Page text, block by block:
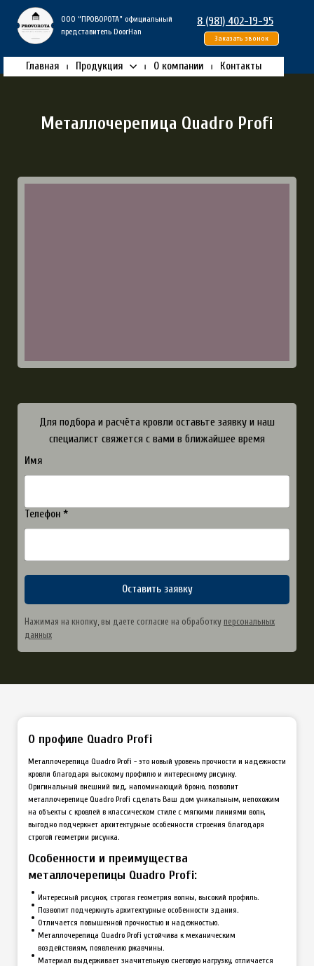
Заказать звонок
8 (981) 402-19-95
Главная Продукция О компании Контакты
ООО “ПРОВОРОТА” официальный
представитель DoorHan
Металлочерепица Quadro Profi
Для подбора и расчёта кровли оставьте заявку и наш
специалист свяжется с вами в ближайшее время
Имя
Телефон *
Оставить заявку
Нажимая на кнопку, вы даете согласие на обработку персональных
данных
О профиле Quadro Profi
Металлочерепица Quadro Profi - это новый уровень прочности и надежности
кровли благодаря высокому профилю и интересному рисунку.
Оригинальный внешний вид, напоминающий броню, позволит
металлочерепице Quadro Profi сделать Ваш дом уникальным, непохожим
на объекты с кровлей в классическом стиле с мягкими линиями волн,
выгодно подчеркнет архитектурные особенности строения благодаря
строгой геометрии рисунка.
Особенности и преимущества
металлочерепицы Quadro Profi:
Интересный рисунок, строгая геометрия волны, высокий профиль.
Позволит подчеркнуть архитектурные особенности здания.
Отличается повышенной прочностью и надежностью.
Металлочерепица Quadro Profi устойчива к механическим
воздействиям, появлению ржавчины.
Материал выдерживает значительную снеговую нагрузку, отличается